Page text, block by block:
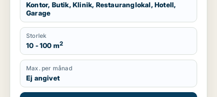
Kontor, Butik, Klinik, Restauranglokal, Hotell,
Garage
Storlek
10 - 100 m2
Max. per månad
Ej angivet